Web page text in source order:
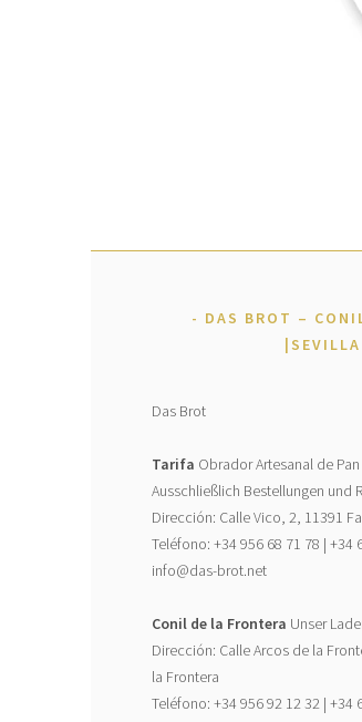
DAS BROT –
|SEVILLA
Das Brot
Tarifa Obrador Artesanal de
Ausschließlich Bestellungen und
Dirección: Calle Vico, 2, 11391
Teléfono: +34 956 68 71 78 | +34
info@das-brot.net
Conil de la Frontera Unser
Dirección: Calle Arcos de la
la Frontera
Teléfono: +34 956 92 12 32 | +34